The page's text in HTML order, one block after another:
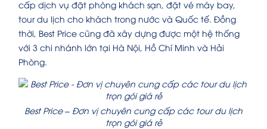
cấp dịch vụ đặt phòng khách sạn, đặt vé máy bay,
tour du lịch cho khách trong nước và Quốc tế. Đồng
thời, Best Price cũng đã xây dựng được một hệ thống
với 3 chi nhánh lớn tại Hà Nội, Hồ Chí Minh và Hải
Phòng.
Best Price – Đơn vị chuyên cung cấp các tour du lịch
trọn gói giá rẻ